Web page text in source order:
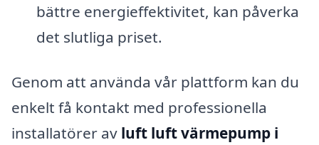
bättre energieffektivitet, kan påverka
det slutliga priset.
Genom att använda vår plattform kan du
enkelt få kontakt med professionella
installatörer av luft luft värmepump i